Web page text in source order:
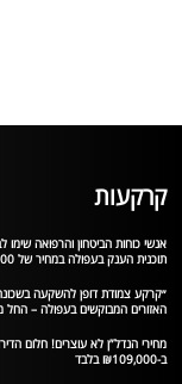
קרקעות
אנשי כוחות הביטחון והרפואה
תוכנית הענק בעפולה במחיר של ₪119,000 במקום ₪125,000 –...
״קרקע צמודת דופן להשקעה
האזורים המבוקשים בעפולה – החל מ- 129,000 ש״ח
מחירי הנדל”ן לא עוצרים! חלום
ב-₪109,000 בלבד